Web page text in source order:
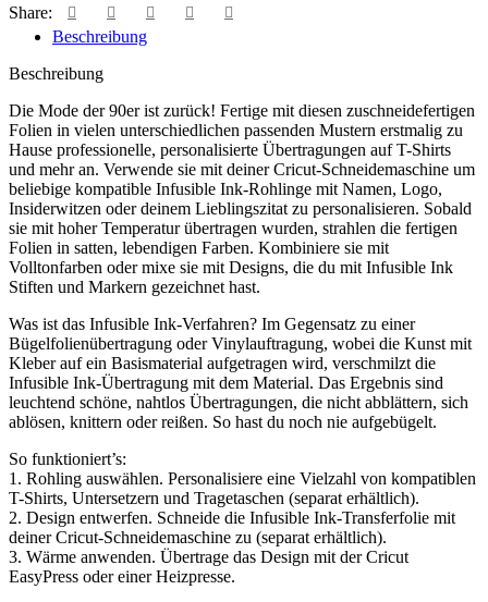
Share:
Beschreibung
Beschreibung
Die Mode der 90er ist zurück! Fertige mit diesen zuschneidefertigen
Folien in vielen unterschiedlichen passenden Mustern erstmalig zu
Hause professionelle, personalisierte Übertragungen auf T-Shirts
und mehr an. Verwende sie mit deiner Cricut-Schneidemaschine um
beliebige kompatible Infusible Ink-Rohlinge mit Namen, Logo,
Insiderwitzen oder deinem Lieblingszitat zu personalisieren. Sobald
sie mit hoher Temperatur übertragen wurden, strahlen die fertigen
Folien in satten, lebendigen Farben. Kombiniere sie mit
Volltonfarben oder mixe sie mit Designs, die du mit Infusible Ink
Stiften und Markern gezeichnet hast.
Was ist das Infusible Ink-Verfahren? Im Gegensatz zu einer
Bügelfolienübertragung oder Vinylauftragung, wobei die Kunst mit
Kleber auf ein Basismaterial aufgetragen wird, verschmilzt die
Infusible Ink-Übertragung mit dem Material. Das Ergebnis sind
leuchtend schöne, nahtlos Übertragungen, die nicht abblättern, sich
ablösen, knittern oder reißen. So hast du noch nie aufgebügelt.
So funktioniert’s:
1. Rohling auswählen. Personalisiere eine Vielzahl von kompatiblen
T-Shirts, Untersetzern und Tragetaschen (separat erhältlich).
2. Design entwerfen. Schneide die Infusible Ink-Transferfolie mit
deiner Cricut-Schneidemaschine zu (separat erhältlich).
3. Wärme anwenden. Übertrage das Design mit der Cricut
EasyPress oder einer Heizpresse.